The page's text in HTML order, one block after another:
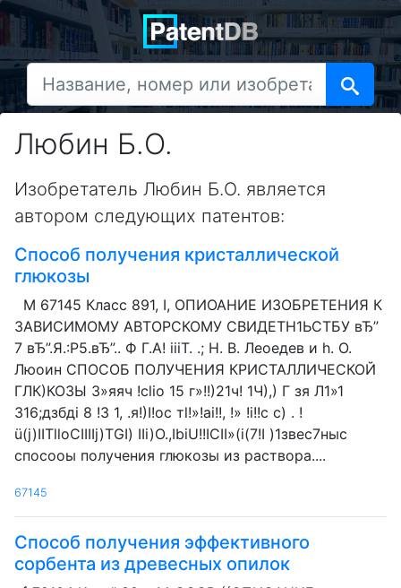
Любин Б.О.
Изобретатель Любин Б.О. является
автором следующих патентов:
Способ получения кристаллической
глюкозы
М 67145 Класс 891, I, ОПИОАНИЕ ИЗОБРЕТЕНИЯ К
ЗАВИСИМОМУ АВТОРСКОМУ СВИДЕТН1ЬСТБУ вЂ”
7 вЂ”.Я.:Р5.вЂ”.. Ф Г.А! iiiT. .; H. В. Леоедев и h. О.
Люоин СПОСОБ ПОЛУЧЕНИЯ КРИСТАЛЛИЧЕСКОЙ
ГЛК)КОЗЫ 3»яяч !clio 15 г»!!)21ч! 1Ч),) Г зя Л1»1
316;дзбдi 8 !3 1, .я!)I!oc тl!»!ai!!, !» !i!!c с) . !
ü(j)IITlloCIIIIj)TGI) IIi)O.,IbiU!!ICII»(i(7!I )1звес7ныс
спосооы получения глюкозы из раствора....
67145
Способ получения эффективного
сорбента из древесных опилок